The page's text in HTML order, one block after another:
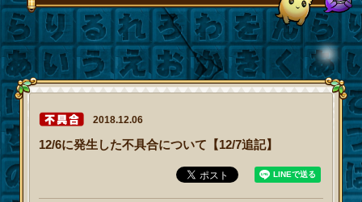
2018.12.06
12/6に発生した不具合について【12/7追記】